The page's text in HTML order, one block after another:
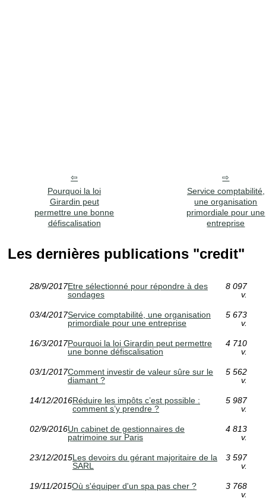
Pourquoi la loi
Girardin peut
permettre une bonne
défiscalisation
Service comptabilité,
une organisation
primordiale pour une
entreprise
Les dernières publications "credit"
28/9/2017Etre sélectionné pour répondre à des
sondages
8 097
v.
03/4/2017Service comptabilité, une organisation
primordiale pour une entreprise
5 673
v.
16/3/2017Pourquoi la loi Girardin peut permettre
une bonne défiscalisation
4 710
v.
03/1/2017Comment investir de valeur sûre sur le
diamant ?
5 562
v.
14/12/2016Réduire les impôts c’est possible :
comment s’y prendre ?
5 987
v.
02/9/2016Un cabinet de gestionnaires de
patrimoine sur Paris
4 813
v.
23/12/2015Les devoirs du gérant majoritaire de la
SARL
3 597
v.
19/11/2015Où s'équiper d'un spa pas cher ?
3 768
v.